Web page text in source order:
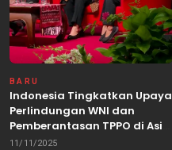
BARU
Indonesia Tingkatkan Upaya
Perlindungan WNI dan
Pemberantasan TPPO di Asia
Tenggara
11/11/2025